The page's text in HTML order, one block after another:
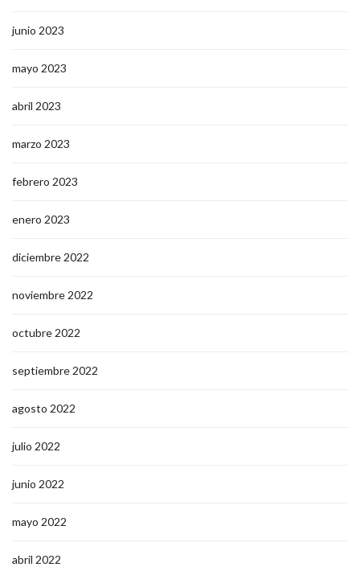
junio 2023
mayo 2023
abril 2023
marzo 2023
febrero 2023
enero 2023
diciembre 2022
noviembre 2022
octubre 2022
septiembre 2022
agosto 2022
julio 2022
junio 2022
mayo 2022
abril 2022